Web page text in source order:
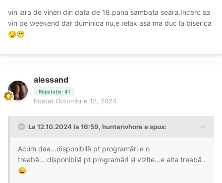
vin iara de vineri din data de 18.pana sambata seara.Incerc sa
vin pe weekend dar duminica nu,e relax asa ma duc la biserica
😏😁
alessand
Reputație: 41
Postat Octombrie 12, 2024
La 12.10.2024 la 16:59, hunterwhorea spus:
Acum daa...disponibilă pt programări e o
treabă....disponibilă pt programări și vizite...e alta treabă..
😄